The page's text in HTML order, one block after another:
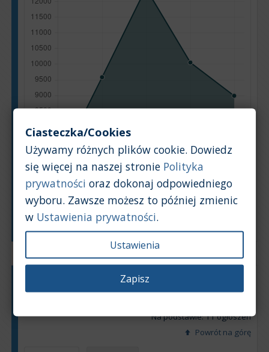
Rok produkcji
Benzyna
Na podstawie: 11 ogłoszeń
Powrót na górę
Ciasteczka/Cookies
Używamy różnych plików cookie. Dowiedz
się więcej na naszej stronie Polityka
prywatności oraz dokonaj odpowiedniego
wyboru. Zawsze możesz to później zmienic
w Ustawienia prywatności.
Ustawienia
Zapisz